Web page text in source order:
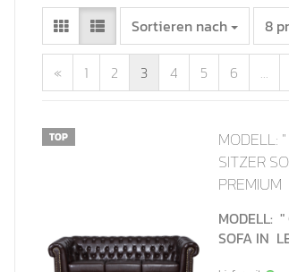
Sortieren nach 8
« 1 2 3 4 5 6 ...
TOP
MODELL:
SITZER
PREMIUM
MODELL: "
SOFA IN